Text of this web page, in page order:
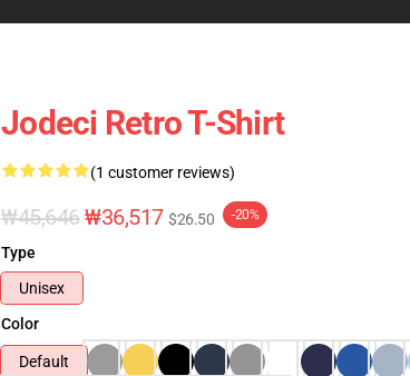
Jodeci Retro T-Shirt
(1 customer reviews)
₩45,646₩36,517 $26.50 -20%
Type
Unisex
Color
Default